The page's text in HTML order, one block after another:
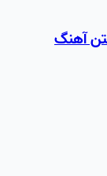
آهنگ